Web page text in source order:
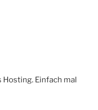
Einfach mal